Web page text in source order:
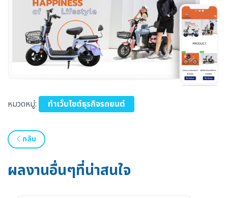
หมวดหมู่: ทำเว็บไซต์ธุรกิจรถยนต์
กลับ
ผลงานอื่นๆที่น่าสนใจ